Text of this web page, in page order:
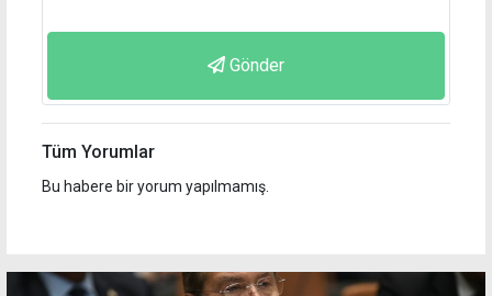
Gönder
Tüm Yorumlar
Bu habere bir yorum yapılmamış.